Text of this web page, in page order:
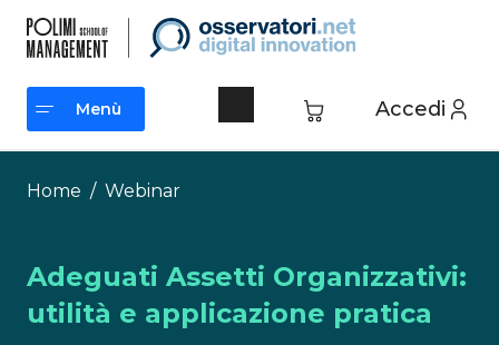
contenuto
Accedi
Menù
Menù
Home / Webinar
Adeguati Assetti Organizzativi:
utilità e applicazione pratica